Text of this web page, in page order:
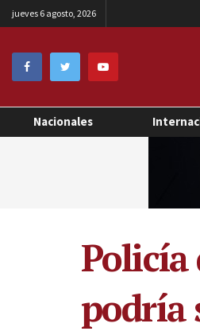
jueves 6 agosto, 2026
Nacionales
Policía
podría